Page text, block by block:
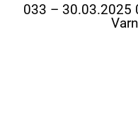
033 – 30.03.2025